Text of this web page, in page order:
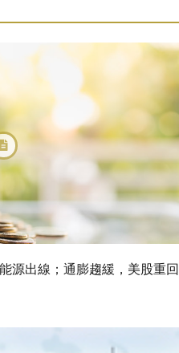
源出線；通膨趨緩，美股重回